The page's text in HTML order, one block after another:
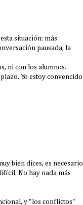
situación: más
pausada, la
ni con los alumnos.
Yo estoy convencido
bien dices, es necesario
No hay nada más
y "los conflictos"